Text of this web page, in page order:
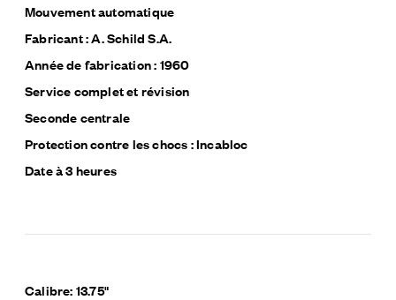
Mouvement automatique
Fabricant : A. Schild S.A.
Année de fabrication : 1960
Service complet et révision
Seconde centrale
Protection contre les chocs : Incabloc
Date à 3 heures
Calibre: 13.75"